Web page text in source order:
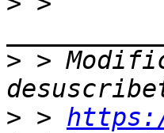
> >
> >